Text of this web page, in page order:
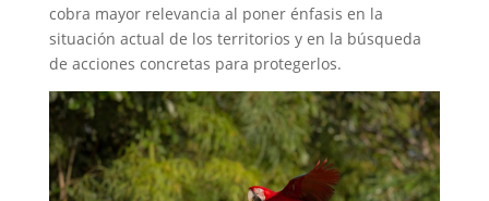
cobra mayor relevancia al poner énfasis en la
situación actual de los territorios y en la búsqueda
de acciones concretas para protegerlos.